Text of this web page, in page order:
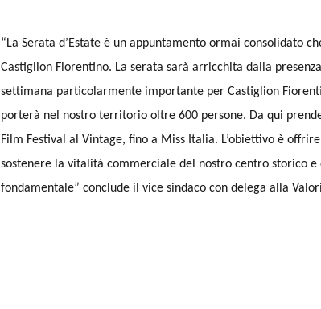
“La Serata d’Estate è un appuntamento ormai consolidato
Castiglion Fiorentino. La serata sarà arricchita dalla
settimana particolarmente importante per Castiglion
porterà nel nostro territorio oltre 600 persone. Da qui
Film Festival al Vintage, fino a Miss Italia. L’obiettivo è
sostenere la vitalità commerciale del nostro centro storico
fondamentale” conclude il vice sindaco con delega alla